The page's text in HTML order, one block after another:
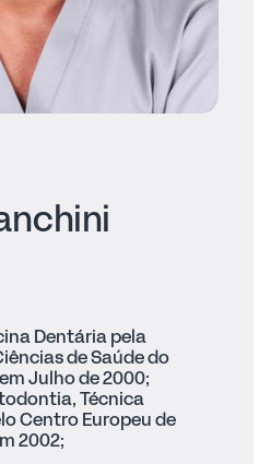
Dentária pela
de Saúde do
Julho de 2000;
Técnica
Centro Europeu de
2002;